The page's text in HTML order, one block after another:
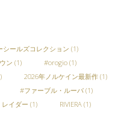
シールズコレクション (1)
ン (1) #orogio(1)
2026年ノルケイン最新作(1)
#ファーブル・ルーバ(1)
レイダー (1) RIVIERA(1)